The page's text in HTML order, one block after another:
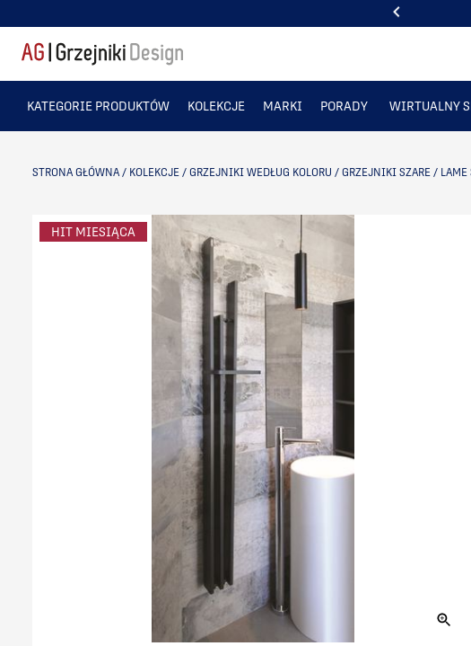
ITEM
KATEGORIE PRODUKTÓW KOLEKCJE MARKI PORADY WIRTUALNY
STRONA GŁÓWNA / KOLEKCJE / GRZEJNIKI WEDŁUG KOLORU / GRZEJNIKI SZARE /
HIT MIESIĄCA